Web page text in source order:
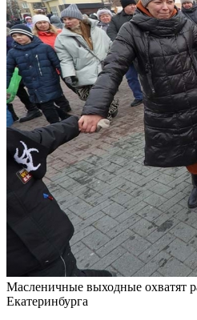
Масленичные выходные охватят
Екатеринбурга